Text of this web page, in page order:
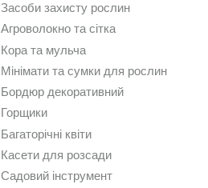
Засоби захисту рослин
Агроволокно та сітка
Кора та мульча
Мінімати та сумки для рослин
Бордюр декоративний
Горщики
Багаторічні квіти
Касети для розсади
Садовий інструмент